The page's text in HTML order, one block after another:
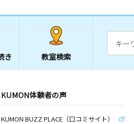
き 教室検索
KUMON体験者の声
KUMON BUZZ PLACE（口コミサイト）